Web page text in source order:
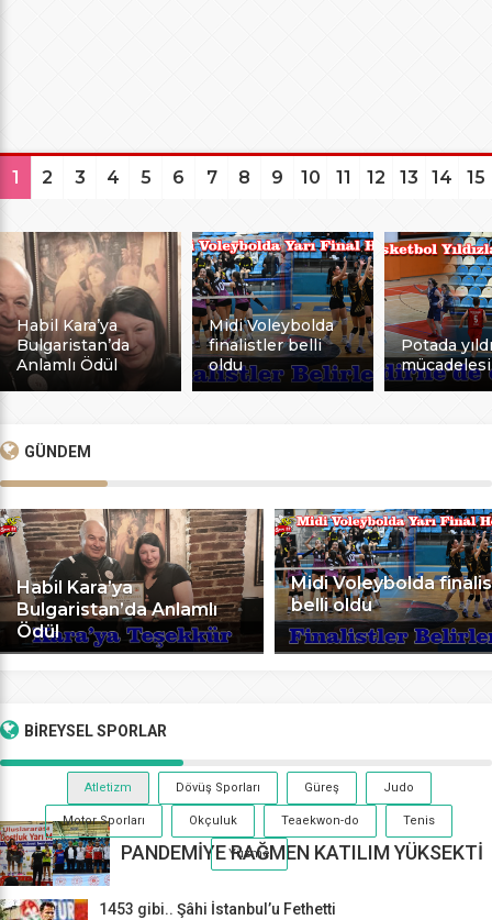
1 2 3 4 5 6 7 8 9 10 11 12 13 14 15
Habil Kara’ya
Bulgaristan’da
Anlamlı Ödül
Midi Voleybolda
finalistler belli
oldu
Potada
mücadelesi
GÜNDEM
Habil Kara’ya
Bulgaristan’da Anlamlı
Ödül
Midi Voleybolda
belli oldu
BİREYSELSPORLAR
Atletizm Dövüş Sporları Güreş Judo
Motor Sporları Okçuluk Teaekwon-do Tenis
Yüzme
PANDEMİYE RAĞMEN KATILIM YÜKSEKTİ
1453 gibi.. Şâhi İstanbul’u Fethetti